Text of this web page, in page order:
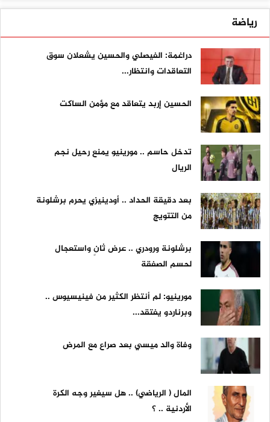
رياضة
دراغمة: الفيصلي والحسين يشعلان سوق
التعاقدات وانتظار...
الحسين إربد يتعاقد مع مؤمن الساكت
تدخل حاسم .. مورينيو يمنع رحيل نجم
الريال
بعد دقيقة الحداد .. أودينيزي يحرم برشلونة
من التتويج
برشلونة ورودري .. عرض ثانٍ واستعجال
لحسم الصفقة
مورينيو: لم أنتظر الكثير من فينيسيوس ..
وبرناردو يفتقد...
وفاة والد ميسي بعد صراع مع المرض
المال ( الرياضي) .. هل سيغير وجه الكرة
الأردنية .. ؟